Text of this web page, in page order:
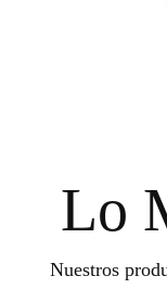
Lo
Nuestros